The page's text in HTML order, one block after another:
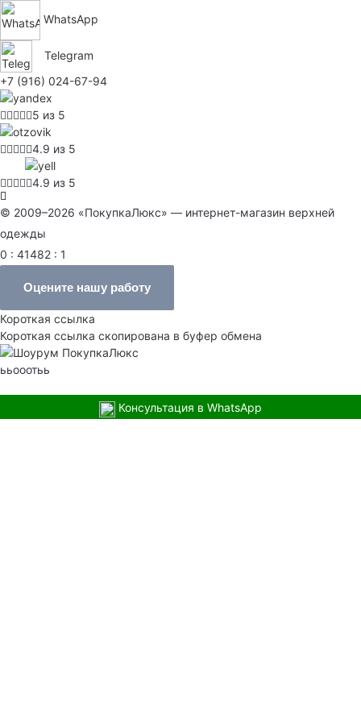
WhatsApp
Telegram
+7 (916) 024-67-94
5 из 5
4.9 из 5
4.9 из 5
© 2009–2026 «ПокупкаЛюкс» — интернет-магазин верхней
одежды
0 : 41482 : 1
Оцените нашу работу
Короткая ссылка
Короткая ссылка скопирована в буфер обмена
ььооотьь
Консультация в WhatsApp